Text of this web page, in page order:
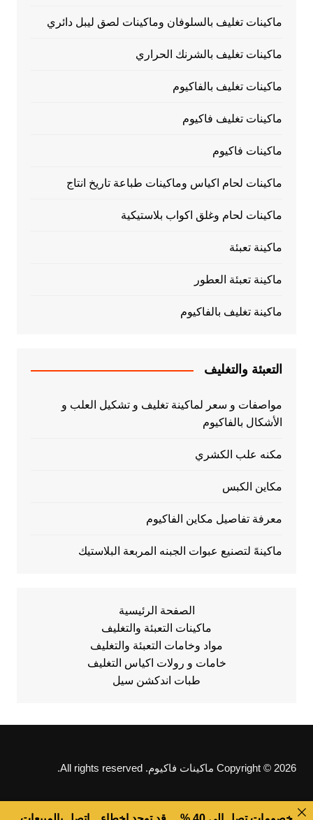
ماكينات تغليف بالسلوفان وماكينات لصق ليبل دائري
ماكينات تغليف بالشرنك الحراري
ماكينات تغليف بالفاكيوم
ماكينات تغليف فاكيوم
ماكينات فاكيوم
ماكينات لحام اكياس وماكينات طباعة تاريخ انتاج
ماكينات لحام وغلق اكواب بلاستيكية
ماكينة تعبئة
ماكينة تعبئة العطور
ماكينة تغليف بالفاكيوم
التعبئة والتغليف
مواصفات و سعر لماكينة تغليف و تشكيل العلب و
الأشكال بالفاكيوم
مكنه علب الكشري
مكاين الكبس
معرفة تفاصيل مكاين الفاكيوم
ماكينهً لتصنيع عبوات الجبنه المربعة البلاستيك
الصفحة الرئيسية
ماكينات التعبئة والتغليف
مواد وخامات التعبئة والتغليف
خامات و رولات اكياس التغليف
طبات اندكشن سيل
Copyright © 2026 ماكينات فاكيوم. All rights reserved.